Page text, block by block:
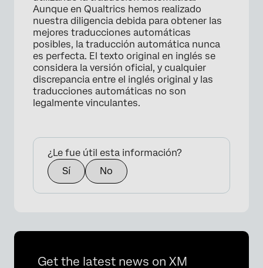
Aunque en Qualtrics hemos realizado
nuestra diligencia debida para obtener las
mejores traducciones automáticas
posibles, la traducción automática nunca
es perfecta. El texto original en inglés se
considera la versión oficial, y cualquier
discrepancia entre el inglés original y las
traducciones automáticas no son
legalmente vinculantes.
¿Le fue útil esta información?
Sí
No
Get the latest news on XM